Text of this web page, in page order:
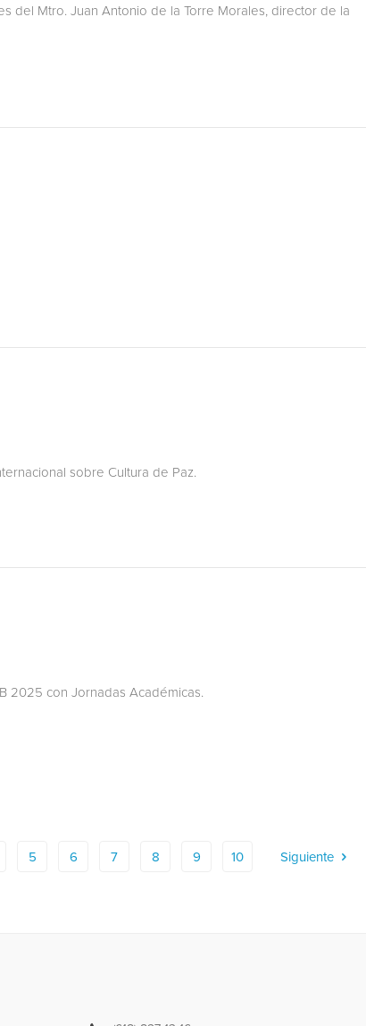
del Mtro. Juan Antonio de la Torre Morales, director de la
sobre Cultura de Paz.
2025 con Jornadas Académicas.
5 6 7 8 9 10 Siguiente